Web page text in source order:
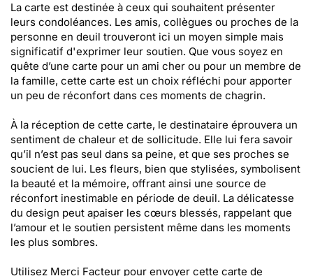
La carte est destinée à ceux qui souhaitent présenter
leurs condoléances. Les amis, collègues ou proches de la
personne en deuil trouveront ici un moyen simple mais
significatif d'exprimer leur soutien. Que vous soyez en
quête d’une carte pour un ami cher ou pour un membre de
la famille, cette carte est un choix réfléchi pour apporter
un peu de réconfort dans ces moments de chagrin.
À la réception de cette carte, le destinataire éprouvera un
sentiment de chaleur et de sollicitude. Elle lui fera savoir
qu’il n’est pas seul dans sa peine, et que ses proches se
soucient de lui. Les fleurs, bien que stylisées, symbolisent
la beauté et la mémoire, offrant ainsi une source de
réconfort inestimable en période de deuil. La délicatesse
du design peut apaiser les cœurs blessés, rappelant que
l’amour et le soutien persistent même dans les moments
les plus sombres.
Utilisez Merci Facteur pour envoyer cette carte de